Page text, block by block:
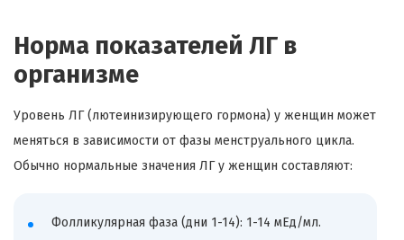
Норма показателей ЛГ в
организме
Уровень ЛГ (лютеинизирующего гормона) у женщин может
меняться в зависимости от фазы менструального цикла.
Обычно нормальные значения ЛГ у женщин составляют:
Фолликулярная фаза (дни 1-14): 1-14 мЕд/мл.